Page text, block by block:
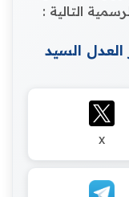
التالية :
السيد
X